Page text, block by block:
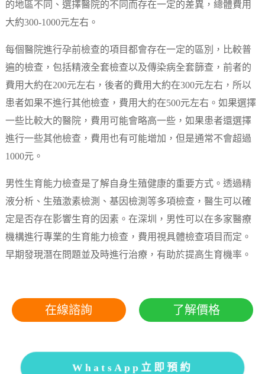
的地區不同、選擇醫院的不同而存在一定的差異，總體費用
大約300-1000元左右。
每個醫院進行孕前檢查的項目都會存在一定的區別，比較普
遍的檢查，包括精液全套檢查以及傳染病全套篩查，前者的
費用大約在200元左右，後者的費用大約在300元左右，所以
患者如果不進行其他檢查，費用大約在500元左右。如果選擇
一些比較大的醫院，費用可能會略高一些，如果患者還選擇
進行一些其他檢查，費用也有可能增加，但是通常不會超過
1000元。
男性生育能力檢查是了解自身生殖健康的重要方式。透過精
液分析、生殖激素檢測、基因檢測等多項檢查，醫生可以確
定是否存在影響生育的因素。在深圳，男性可以在多家醫療
機構進行專業的生育能力檢查，費用視具體檢查項目而定。
早期發現潛在問題並及時進行治療，有助於提高生育機率。
在線諮詢 了解價格
WhatsApp立即預約